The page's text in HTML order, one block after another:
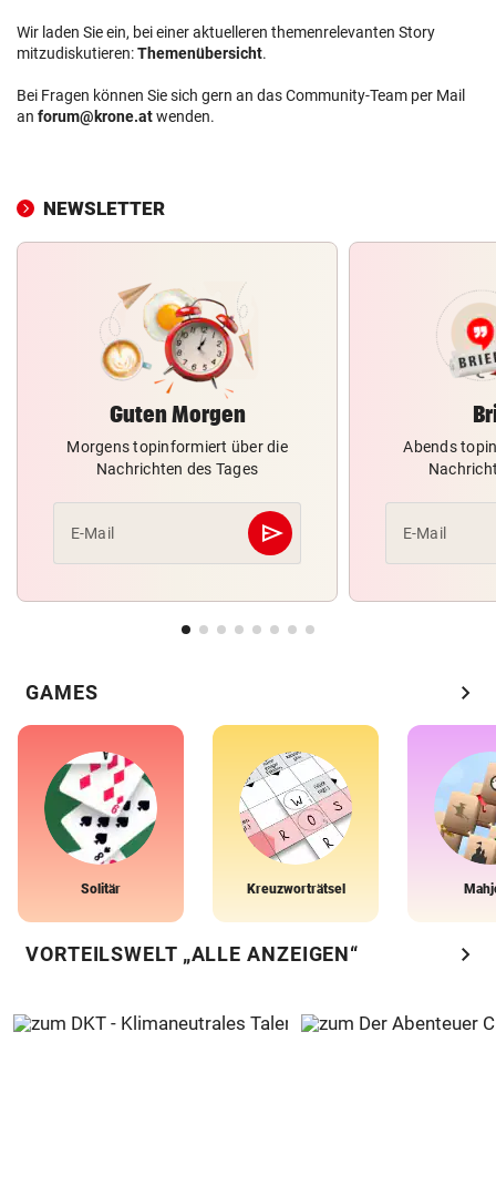
Wir laden Sie ein, bei einer aktuelleren themenrelevanten Story
mitzudiskutieren:Themenübersicht.
Bei Fragen können Sie sich gern an das Community-Team per Mail
an forum@krone.atwenden.
NEWSLETTER
Guten Morgen
Morgens topinformiert über die
Nachrichten des Tages
E-Mail send
Abschicken
Abends
E-Mail
GAMES chevron_right
Solitär Kreuzworträtsel
VORTEILSWELT „ALLE ANZEIGEN“ chevron_right